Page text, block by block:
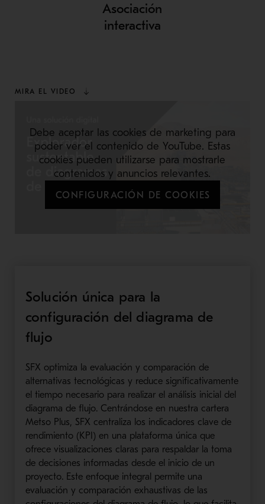
Asociación
interactiva
MIRA EL VIDEO
Debe aceptar las cookies de marketing para
poder ver el contenido de YouTube. Estas
cookies pueden utilizarse para mostrarle
contenidos y anuncios relevantes.
CONFIGURACIÓN DE COOKIES
Solución única para la
configuración del diagrama de
flujo
SFX optimiza la evaluación y comparación de
alternativas tecnológicas y reduce significativamente
el tiempo necesario para realizar el análisis inicial del
diagrama de flujo. Centrándose en nuestra cartera
Metso Plus, SFX centraliza los indicadores clave de
rendimiento (KPI) en una plataforma única que
ofrece visualizaciones claras para respaldar la toma
de decisiones informadas desde el inicio de un
proyecto. Este enfoque integral permite una
evaluación y comparación exhaustivas de las